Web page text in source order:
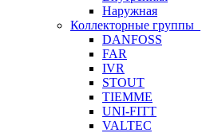
Наружная
Коллекторные группы
DANFOSS
FAR
IVR
STOUT
TIEMME
UNI-FITT
VALTEC